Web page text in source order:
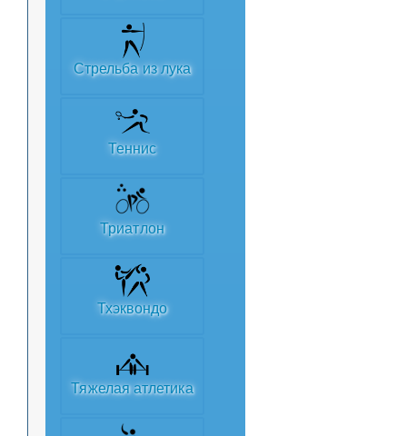
Стрельба из лука
Теннис
Триатлон
Тхэквондо
Тяжелая атлетика